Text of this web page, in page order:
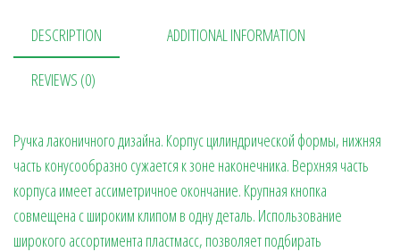
bo
ok
er
es
t
a
se
n
ра
в
DESCRIPTION ADDITIONAL INFORMATION
REVIEWS (0)
Ручка лаконичного дизайна. Корпус цилиндрической формы, нижняя
часть конусообразно сужается к зоне наконечника. Верхняя часть
корпуса имеет ассиметричное окончание. Крупная кнопка
совмещена с широким клипом в одну деталь. Использование
широкого ассортимента пластмасс, позволяет подбирать